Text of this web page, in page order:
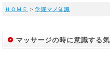
ＨＯＭＥ > 学院マメ知識
マッサージの時に意識する気